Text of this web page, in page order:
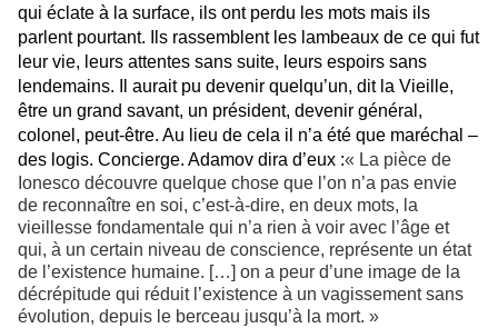
qui éclate à la surface, ils ont perdu les mots mais ils
parlent pourtant. Ils rassemblent les lambeaux de ce qui fut
leur vie, leurs attentes sans suite, leurs espoirs sans
lendemains. Il aurait pu devenir quelqu’un, dit la Vieille,
être un grand savant, un président, devenir général,
colonel, peut-être. Au lieu de cela il n’a été que maréchal –
des logis. Concierge. Adamov dira d’eux :« La pièce de
Ionesco découvre quelque chose que l’on n’a pas envie
de reconnaître en soi, c’est-à-dire, en deux mots, la
vieillesse fondamentale qui n’a rien à voir avec l’âge et
qui, à un certain niveau de conscience, représente un état
de l’existence humaine. […] on a peur d’une image de la
décrépitude qui réduit l’existence à un vagissement sans
évolution, depuis le berceau jusqu’à la mort. »